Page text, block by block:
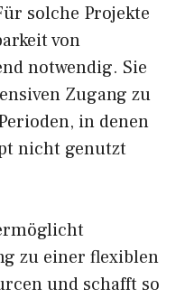
solche Projekte
von
notwendig. Sie
Zugang zu
in denen
nicht genutzt
zu einer flexiblen
und schafft so